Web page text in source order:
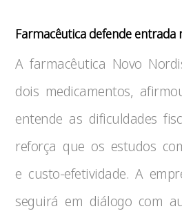
Farmacêutica defende entrada
A farmacêutica Novo
dois medicamentos,
entende as dificuldades
reforça que os estudos
e custo-efetividade. A
seguirá em diálogo com